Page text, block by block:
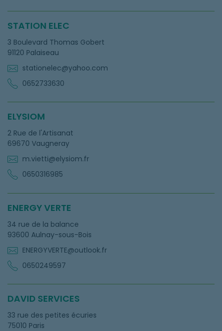
STATION ELEC
3 Boulevard Thomas Gobert
91120 Palaiseau
stationelec@yahoo.com
0652733630
ELYSIOM
2 Rue de l'Artisanat
69670 Vaugneray
m.vietti@elysiom.fr
0650316985
ENERGY VERTE
34 rue de la balance
93600 Aulnay-sous-Bois
ENERGYVERTE@outlook.fr
0650249597
DAVID SERVICES
33 rue des petites écuries
75010 Paris